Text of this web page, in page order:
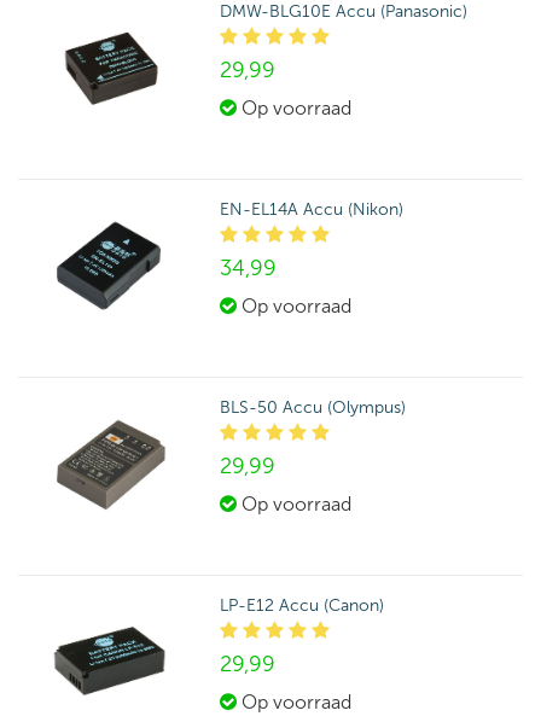
DMW-BLG10E Accu (Panasonic)
29,99
Op voorraad
EN-EL14A Accu (Nikon)
34,99
Op voorraad
BLS-50 Accu (Olympus)
29,99
Op voorraad
LP-E12 Accu (Canon)
29,99
Op voorraad